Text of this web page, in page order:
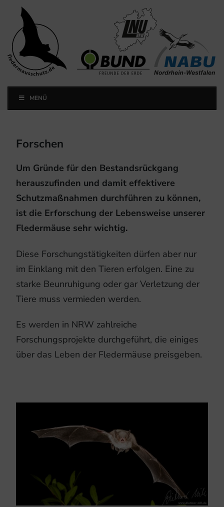
Landesfachausschuss
Fledermausschutz NRW
MENÜ
Forschen
Um Gründe für den Bestandsrückgang
herauszufinden und damit effektivere
Schutzmaßnahmen durchführen zu können,
ist die Erforschung der Lebensweise unserer
Fledermäuse sehr wichtig.
Diese Forschungstätigkeiten dürfen aber nur
im Einklang mit den Tieren erfolgen. Eine zu
starke Beunruhigung oder gar Verletzung der
Tiere muss vermieden werden.
Es werden in NRW zahlreiche
Forschungsprojekte durchgeführt, die einiges
über das Leben der Fledermäuse preisgeben.